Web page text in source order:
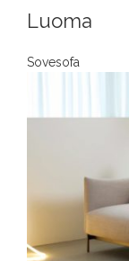
Luoma
Sovesofa